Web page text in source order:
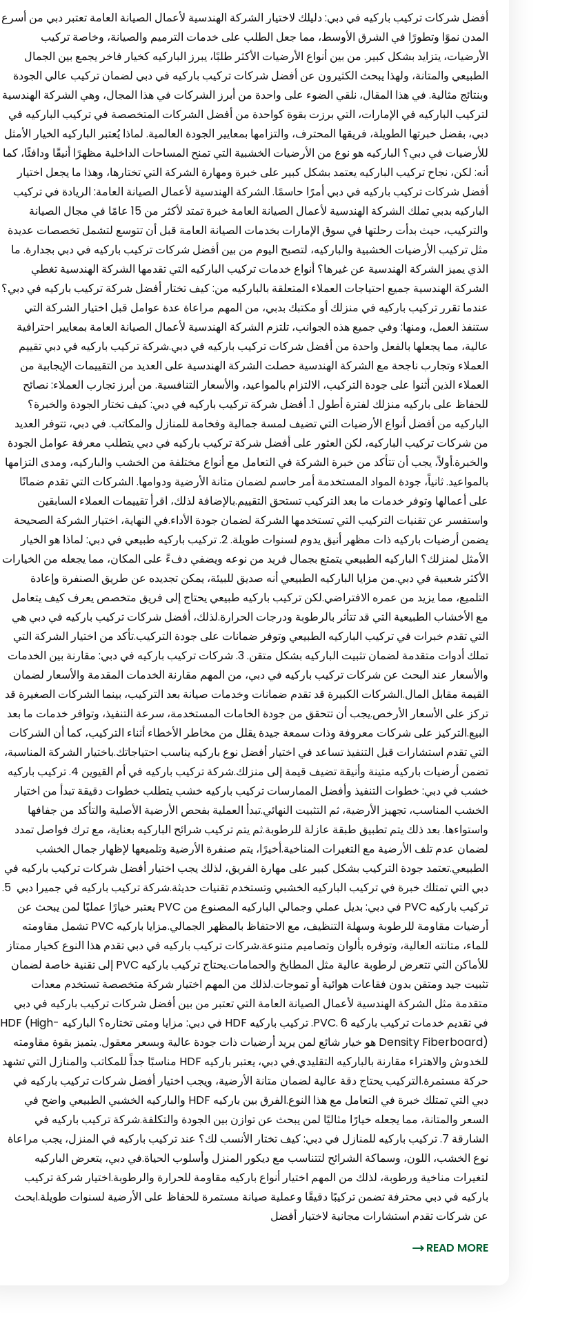
أفضل شركات تركيب باركيه في دبي: دليلك لاختيار الشركة الهندسية لأعمال الصيانة العامة تعتبر دبي من أسرع
المدن نموًا وتطورًا في الشرق الأوسط، مما جعل الطلب على خدمات الترميم والصيانة، وخاصة تركيب
الأرضيات، يتزايد بشكل كبير. من بين أنواع الأرضيات الأكثر طلبًا، يبرز الباركيه كخيار فاخر يجمع بين الجمال
الطبيعي والمتانة، ولهذا يبحث الكثيرون عن أفضل شركات تركيب باركيه في دبي لضمان تركيب عالي الجودة
وبنتائج مثالية. في هذا المقال، نلقي الضوء على واحدة من أبرز الشركات في هذا المجال، وهي الشركة الهندسية
لتركيب الباركيه في الإمارات، التي برزت بقوة كواحدة من أفضل الشركات المتخصصة في تركيب الباركيه في
دبي، بفضل خبرتها الطويلة، فريقها المحترف، والتزامها بمعايير الجودة العالمية. لماذا يُعتبر الباركيه الخيار الأمثل
للأرضيات في دبي؟ الباركيه هو نوع من الأرضيات الخشبية التي تمنح المساحات الداخلية مظهرًا أنيقًا ودافئًا، كما
أنه: لكن، نجاح تركيب الباركيه يعتمد بشكل كبير على خبرة ومهارة الشركة التي تختارها، وهذا ما يجعل اختيار
أفضل شركات تركيب باركيه في دبي أمرًا حاسمًا. الشركة الهندسية لأعمال الصيانة العامة: الريادة في تركيب
الباركيه بدبي تملك الشركة الهندسية لأعمال الصيانة العامة خبرة تمتد لأكثر من 15 عامًا في مجال الصيانة
والتركيب، حيث بدأت رحلتها في سوق الإمارات بخدمات الصيانة العامة قبل أن تتوسع لتشمل تخصصات عديدة
مثل تركيب الأرضيات الخشبية والباركيه، لتصبح اليوم من بين أفضل شركات تركيب باركيه في دبي بجدارة. ما
الذي يميز الشركة الهندسية عن غيرها؟ أنواع خدمات تركيب الباركيه التي تقدمها الشركة الهندسية تغطي
الشركة الهندسية جميع احتياجات العملاء المتعلقة بالباركيه من: كيف تختار أفضل شركة تركيب باركيه في دبي؟
عندما تقرر تركيب باركيه في منزلك أو مكتبك بدبي، من المهم مراعاة عدة عوامل قبل اختيار الشركة التي
ستنفذ العمل، ومنها: وفي جميع هذه الجوانب، تلتزم الشركة الهندسية لأعمال الصيانة العامة بمعايير احترافية
عالية، مما يجعلها بالفعل واحدة من أفضل شركات تركيب باركيه في دبي.شركة تركيب باركيه في دبي تقييم
العملاء وتجارب ناجحة مع الشركة الهندسية حصلت الشركة الهندسية على العديد من التقييمات الإيجابية من
العملاء الذين أثنوا على جودة التركيب، الالتزام بالمواعيد، والأسعار التنافسية. من أبرز تجارب العملاء: نصائح
للحفاظ على باركيه منزلك لفترة أطول 1. أفضل شركة تركيب باركيه في دبي: كيف تختار الجودة والخبرة؟
الباركيه من أفضل أنواع الأرضيات التي تضيف لمسة جمالية وفخامة للمنازل والمكاتب. في دبي، تتوفر العديد
من شركات تركيب الباركيه، لكن العثور على أفضل شركة تركيب باركيه في دبي يتطلب معرفة عوامل الجودة
والخبرة.أولاً، يجب أن تتأكد من خبرة الشركة في التعامل مع أنواع مختلفة من الخشب والباركيه، ومدى التزامها
بالمواعيد. ثانياً، جودة المواد المستخدمة أمر حاسم لضمان متانة الأرضية ودوامها. الشركات التي تقدم ضمانًا
على أعمالها وتوفر خدمات ما بعد التركيب تستحق التقييم.بالإضافة لذلك، اقرأ تقييمات العملاء السابقين
واستفسر عن تقنيات التركيب التي تستخدمها الشركة لضمان جودة الأداء.في النهاية، اختيار الشركة الصحيحة
يضمن أرضيات باركيه ذات مظهر أنيق يدوم لسنوات طويلة. 2. تركيب باركيه طبيعي في دبي: لماذا هو الخيار
الأمثل لمنزلك؟ الباركيه الطبيعي يتمتع بجمال فريد من نوعه ويضفي دفءً على المكان، مما يجعله من الخيارات
الأكثر شعبية في دبي.من مزايا الباركيه الطبيعي أنه صديق للبيئة، يمكن تجديده عن طريق الصنفرة وإعادة
التلميع، مما يزيد من عمره الافتراضي.لكن تركيب باركيه طبيعي يحتاج إلى فريق متخصص يعرف كيف يتعامل
مع الأخشاب الطبيعية التي قد تتأثر بالرطوبة ودرجات الحرارة.لذلك، أفضل شركات تركيب باركيه في دبي هي
التي تقدم خبرات في تركيب الباركيه الطبيعي وتوفر ضمانات على جودة التركيب.تأكد من اختيار الشركة التي
تملك أدوات متقدمة لضمان تثبيت الباركيه بشكل متقن. 3. شركات تركيب باركيه في دبي: مقارنة بين الخدمات
والأسعار عند البحث عن شركات تركيب باركيه في دبي، من المهم مقارنة الخدمات المقدمة والأسعار لضمان
القيمة مقابل المال.الشركات الكبيرة قد تقدم ضمانات وخدمات صيانة بعد التركيب، بينما الشركات الصغيرة قد
تركز على الأسعار الأرخص.يجب أن تتحقق من جودة الخامات المستخدمة، سرعة التنفيذ، وتوافر خدمات ما بعد
البيع.التركيز على شركات معروفة وذات سمعة جيدة يقلل من مخاطر الأخطاء أثناء التركيب، كما أن الشركات
التي تقدم استشارات قبل التنفيذ تساعد في اختيار أفضل نوع باركيه يناسب احتياجاتك.باختيار الشركة المناسبة،
تضمن أرضيات باركيه متينة وأنيقة تضيف قيمة إلى منزلك.شركة تركيب باركيه في أم القيوين 4. تركيب باركيه
خشب في دبي: خطوات التنفيذ وأفضل الممارسات تركيب باركيه خشب يتطلب خطوات دقيقة تبدأ من اختيار
الخشب المناسب، تجهيز الأرضية، ثم التثبيت النهائي.تبدأ العملية بفحص الأرضية الأصلية والتأكد من جفافها
واستواءها. بعد ذلك يتم تطبيق طبقة عازلة للرطوبة.ثم يتم تركيب شرائح الباركيه بعناية، مع ترك فواصل تمدد
لضمان عدم تلف الأرضية مع التغيرات المناخية.أخيرًا، يتم صنفرة الأرضية وتلميعها لإظهار جمال الخشب
الطبيعي.تعتمد جودة التركيب بشكل كبير على مهارة الفريق، لذلك يجب اختيار أفضل شركات تركيب باركيه في
دبي التي تمتلك خبرة في تركيب الباركيه الخشبي وتستخدم تقنيات حديثة.شركة تركيب باركيه في جميرا دبي 5.
تركيب باركيه PVC في دبي: بديل عملي وجمالي الباركيه المصنوع من PVC يعتبر خيارًا عمليًا لمن يبحث عن
أرضيات مقاومة للرطوبة وسهلة التنظيف، مع الاحتفاظ بالمظهر الجمالي.مزايا باركيه PVC تشمل مقاومته
للماء، متانته العالية، وتوفره بألوان وتصاميم متنوعة.شركات تركيب باركيه في دبي تقدم هذا النوع كخيار ممتاز
للأماكن التي تتعرض لرطوبة عالية مثل المطابخ والحمامات.يحتاج تركيب باركيه PVC إلى تقنية خاصة لضمان
تثبيت جيد ومتقن بدون فقاعات هوائية أو تموجات.لذلك من المهم اختيار شركة متخصصة تستخدم معدات
متقدمة مثل الشركة الهندسية لأعمال الصيانة العامة التي تعتبر من بين أفضل شركات تركيب باركيه في دبي
في تقديم خدمات تركيب باركيه PVC. 6. تركيب باركيه HDF في دبي: مزايا ومتى تختاره؟ الباركيه HDF (High-
Density Fiberboard) هو خيار شائع لمن يريد أرضيات ذات جودة عالية وبسعر معقول. يتميز بقوة مقاومته
للخدوش والاهتراء مقارنة بالباركيه التقليدي.في دبي، يعتبر باركيه HDF مناسبًا جداً للمكاتب والمنازل التي تشهد
حركة مستمرة.التركيب يحتاج دقة عالية لضمان متانة الأرضية، ويجب اختيار أفضل شركات تركيب باركيه في
دبي التي تمتلك خبرة في التعامل مع هذا النوع.الفرق بين باركيه HDF والباركيه الخشبي الطبيعي واضح في
السعر والمتانة، مما يجعله خيارًا مثاليًا لمن يبحث عن توازن بين الجودة والتكلفة.شركة تركيب باركيه في
الشارقة 7. تركيب باركيه للمنازل في دبي: كيف تختار الأنسب لك؟ عند تركيب باركيه في المنزل، يجب مراعاة
نوع الخشب، اللون، وسماكة الشرائح لتتناسب مع ديكور المنزل وأسلوب الحياة.في دبي، يتعرض الباركيه
لتغيرات مناخية ورطوبة، لذلك من المهم اختيار أنواع باركيه مقاومة للحرارة والرطوبة.اختيار شركة تركيب
باركيه في دبي محترفة تضمن تركيبًا دقيقًا وعملية صيانة مستمرة للحفاظ على الأرضية لسنوات طويلة.ابحث
عن شركات تقدم استشارات مجانية لاختيار أفضل
READ MORE